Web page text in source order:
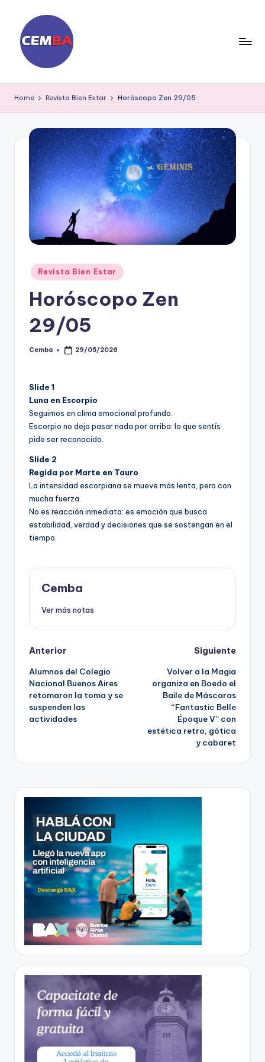
content
ia
ri
o
C
E
M
B
A
Home Revista Bien Estar Horóscopo Zen 29/05
Posted
in
Revista Bien Estar
Horóscopo Zen
29/05
Posted
Cemba 29/05/2026
Slide 1
Luna en Escorpio
Seguimos en clima emocional profundo.
Escorpio no deja pasar nada por arriba: lo que sentís
pide ser reconocido.
Slide 2
Regida por Marte en Tauro
La intensidad escorpiana se mueve más lenta, pero con
mucha fuerza.
No es reacción inmediata: es emoción que busca
estabilidad, verdad y decisiones que se sostengan en el
tiempo.
Cemba
Ver más notas
Post
navigation
Anterior
Alumnos del Colegio
Nacional Buenos Aires
retomaron la toma y se
suspenden las
actividades
Siguiente
Volver a la Magia
organiza en Boedo el
Baile de Máscaras
“Fantastic Belle
Époque V” con
estética retro, gótica
y cabaret